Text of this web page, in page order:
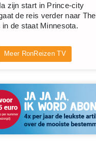
zijn start in Prince-city
de reis verder naar The
in de staat Minnesota.
Meer RonReizen TV